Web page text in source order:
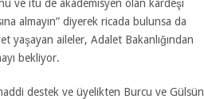
ve itü de akademisyen olan kardeşi
almayın” diyerek ricada bulunsa da
yaşayan aileler, Adalet Bakanlığından
bekliyor.
destek ve üyelikten Burcu ve Gülsün